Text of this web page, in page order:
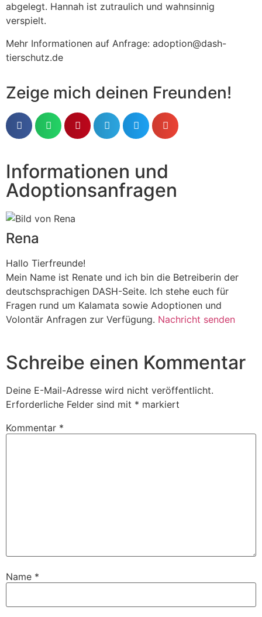
abgelegt. Hannah ist zutraulich und wahnsinnig
verspielt.
Mehr Informationen auf Anfrage: adoption@dash-
tierschutz.de
Zeige mich deinen Freunden!
Informationen und
Adoptionsanfragen
Rena
Hallo Tierfreunde!
Mein Name ist Renate und ich bin die Betreiberin der
deutschsprachigen DASH-Seite. Ich stehe euch für
Fragen rund um Kalamata sowie Adoptionen und
Volontär Anfragen zur Verfügung. Nachricht senden
Schreibe einen Kommentar
Deine E-Mail-Adresse wird nicht veröffentlicht.
Erforderliche Felder sind mit * markiert
Kommentar *
Name *